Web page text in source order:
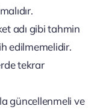
adı gibi tahmin
edilmemelidir.
tekrar
güncellenmeli ve